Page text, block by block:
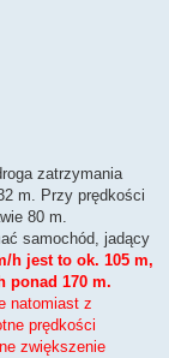
zatrzymania
m. Przy prędkości
80 m.
samochód, jadący
h jest to ok. 105 m,
ponad 170 m.
natomiast z
prędkości
zwiększenie